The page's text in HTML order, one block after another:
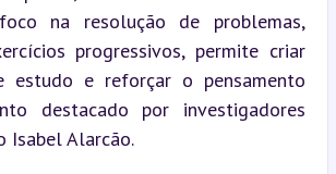
na resolução de problemas,
progressivos, permite criar
estudo e reforçar o pensamento
destacado por investigadores
Isabel Alarcão.